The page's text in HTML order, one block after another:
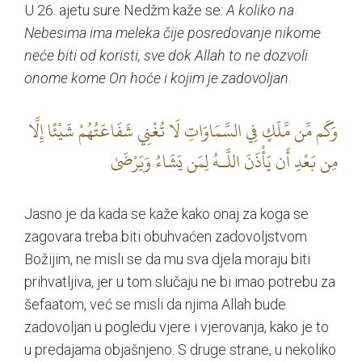
U 26. ajetu sure Nedžm kaže se: A koliko na
Nebesima ima meleka čije posredovanje nikome
neće biti od koristi, sve dok Allah to ne dozvoli
onome kome On hoće i kojim je zadovoljan
وَكَم مِّن مَّلَكٍ فِي السَّمَاوَاتِ لَا تُغْنِي شَفَاعَتُهُمْ شَيْئًا إِلَّا
مِن بَعْدِ أَن يَأْذَنَ اللَّـهُ لِمَن يَشَاءُ وَيَرْضَىٰ
Jasno je da kada se kaže kako onaj za koga se
zagovara treba biti obuhvaćen zadovoljstvom
Božijim, ne misli se da mu sva djela moraju biti
prihvatljiva, jer u tom slučaju ne bi imao potrebu za
šefaatom, već se misli da njima Allah bude
zadovoljan u pogledu vjere i vjerovanja, kako je to
u predajama objašnjeno. S druge strane, u nekoliko